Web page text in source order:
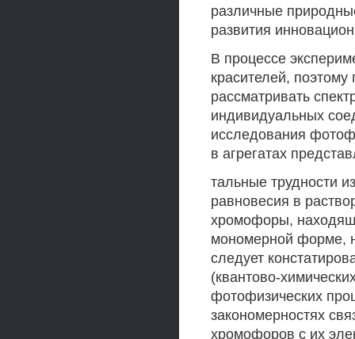
различные
развития
В процессе
красителей,
рассматривать
индивидуальных
исследования
в агрегатах
тальные трудности
равновесия в
хромофоры,
мономерной форме,
следует
(квантово-
фотофизических
закономерностях
хромофоров с их